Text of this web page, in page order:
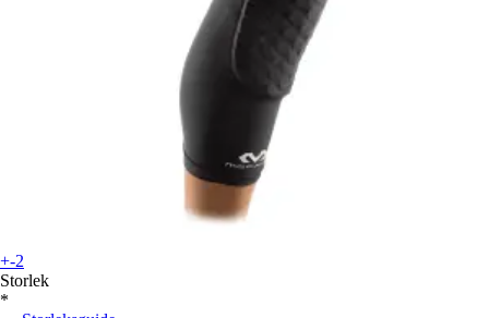
+-2
Storlek
*